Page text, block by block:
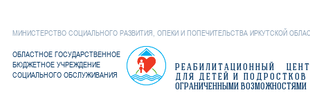
МИНИСТЕРСТВО СОЦИАЛЬНОГО РАЗВИТИЯ, ОПЕКИ И ПОПЕЧИТЕЛЬСТВА ИРКУТСКОЙ
ОБЛАСТНОЕ ГОСУДАРСТВЕННОЕ
БЮДЖЕТНОЕ УЧРЕЖДЕНИЕ
СОЦИАЛЬНОГО ОБСЛУЖИВАНИЯ
РЕАБИЛИТАЦИОННЫЙ
ДЛЯ ДЕТЕЙ И ПОДРОСТКОВ
ОГРАНИЧЕННЫМИ ВОЗМОЖНОСТЯМИ